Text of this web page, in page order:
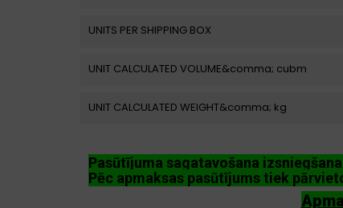
UNITS PER SHIPPING BOX
UNIT CALCULATED VOLUME&comma; cubm
UNIT CALCULATED WEIGHT&comma; kg
Pasūtījuma sagatavošana
Pēc apmaksas pasūtījums tiek